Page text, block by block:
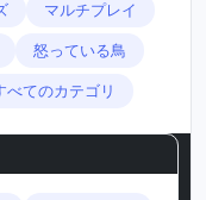
マルチプレイ
怒っている鳥
べてのカテゴリ